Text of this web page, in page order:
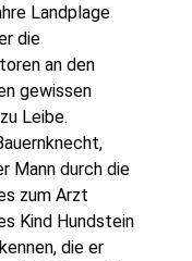
Landplage
die
an den
gewissen
Leibe.
Mann durch die
zum Arzt
Kind Hundstein
die er